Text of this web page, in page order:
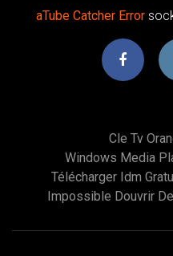
aTube Catcher Error
Cle Tv
Windows Media
Télécharger Idm
Impossible Douvrir